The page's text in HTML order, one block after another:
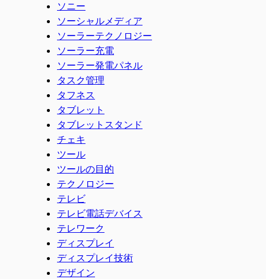
ソニー
ソーシャルメディア
ソーラーテクノロジー
ソーラー充電
ソーラー発電パネル
タスク管理
タフネス
タブレット
タブレットスタンド
チェキ
ツール
ツールの目的
テクノロジー
テレビ
テレビ電話デバイス
テレワーク
ディスプレイ
ディスプレイ技術
デザイン